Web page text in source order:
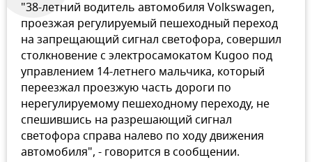
"38-летний водитель автомобиля Volkswagen,
проезжая регулируемый пешеходный переход
на запрещающий сигнал светофора, совершил
столкновение с электросамокатом Kugoo под
управлением 14-летнего мальчика, который
переезжал проезжую часть дороги по
нерегулируемому пешеходному переходу, не
спешившись на разрешающий сигнал
светофора справа налево по ходу движения
автомобиля", - говорится в сообщении.